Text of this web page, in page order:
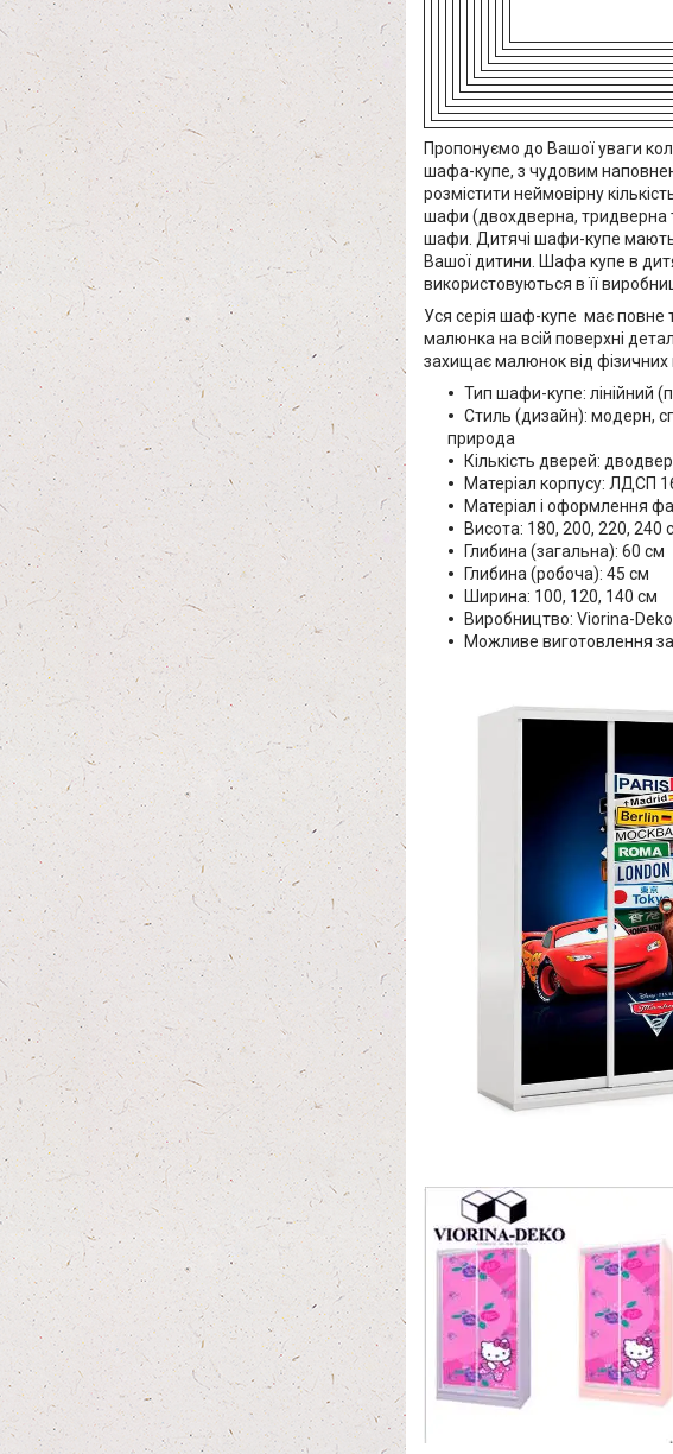
Пропонуємо до Вашої уваги
шафа-купе, з чудовим
розмістити неймовірну
шафи (двохдверна, тридверна
шафи. Дитячі шафи-купе мають
Вашої дитини. Шафа купе в
використовуються в її
Уся серія шаф-купе має повне
малюнка на всій поверхні
захищає малюнок від
Тип шафи-купе: лінійний
Стиль (дизайн): модерн,
природа
Кількість дверей:
Матеріал корпусу: ЛДСП
Матеріал і оформлення
Висота: 180, 200, 220, 240
Глибина (загальна): 60 см
Глибина (робоча): 45 см
Ширина: 100, 120, 140 см
Виробництво: Viorina-Deko
Можливе виготовлення